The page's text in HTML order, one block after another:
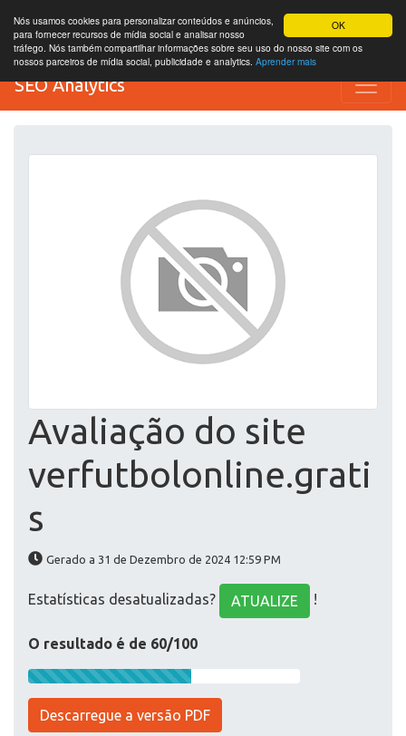
OK
Nós usamos cookies para personalizar conteúdos e anúncios,
para fornecer recursos de mídia social e analisar nosso
tráfego. Nós também compartilhar informações sobre seu uso do nosso site com os
nossos parceiros de mídia social, publicidade e analytics. Aprender mais
SEO Analytics
Avaliação do site
verfutbolonline.grati
s
Gerado a 31 de Dezembro de 2024 12:59 PM
Estatísticas desatualizadas? ATUALIZE !
O resultado é de 60/100
Descarregue a versão PDF